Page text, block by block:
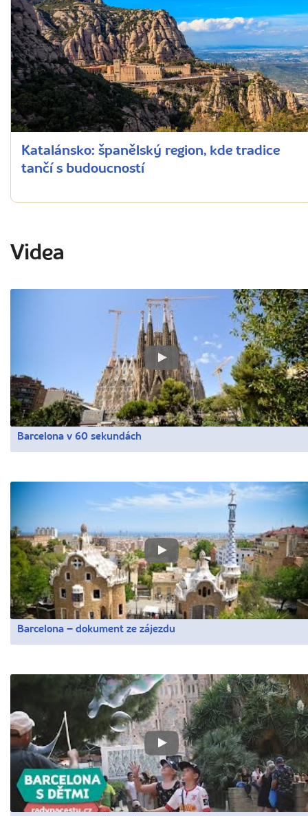
Katalánsko: španělský region, kde tradice
tančí s budoucností
Videa
Barcelona v 60 sekundách
Barcelona – dokument ze zájezdu